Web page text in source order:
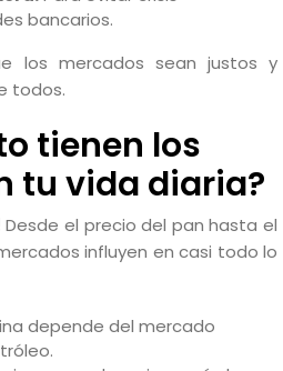
bancarios.
los mercados sean justos y
todos.
tienen los
tu vida diaria?
Desde el precio del pan hasta el
influyen en casi todo lo
depende del mercado